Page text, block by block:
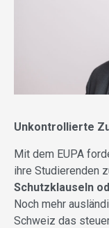
Unkontrollierte
Mit dem EUPA
ihre Studierenden
Schutzklauseln
Noch mehr
Schweiz das